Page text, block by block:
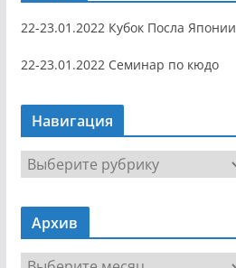
22-23.01.2022 Кубок Посла Японии
22-23.01.2022 Семинар по кюдо
Навигация
Н
а
в
г
Архив